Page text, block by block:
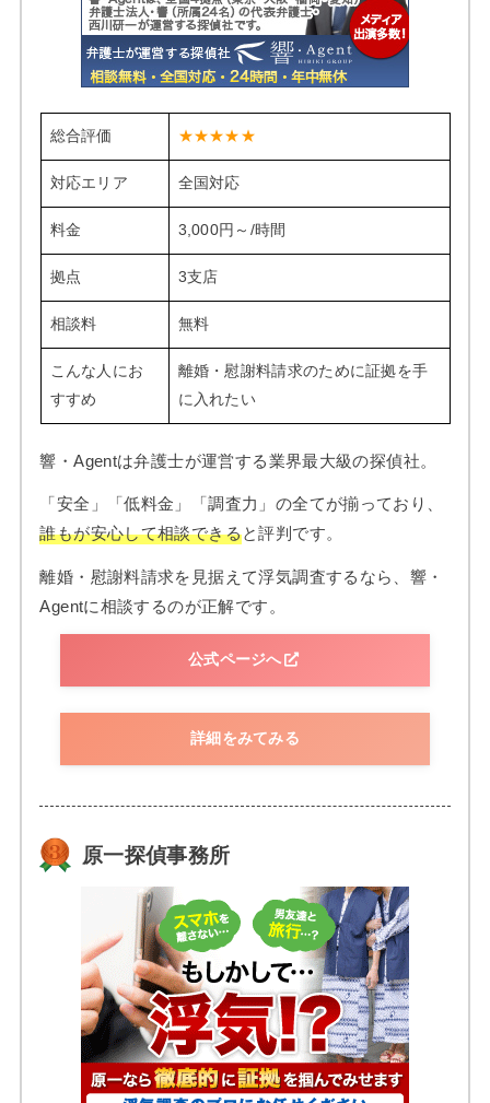
総合評価 ★★★★★
対応エリア 全国対応
料金 3,000円～/時間
拠点 3支店
相談料 無料
こんな人にお
すすめ
離婚・慰謝料請求のために証拠を手
に入れたい
響・Agentは弁護士が運営する業界最大級の探偵社。
「安全」「低料金」「調査力」の全てが揃っており、
誰もが安心して相談できると評判です。
離婚・慰謝料請求を見据えて浮気調査するなら、響・
Agentに相談するのが正解です。
公式ページへ
詳細をみてみる
原一探偵事務所